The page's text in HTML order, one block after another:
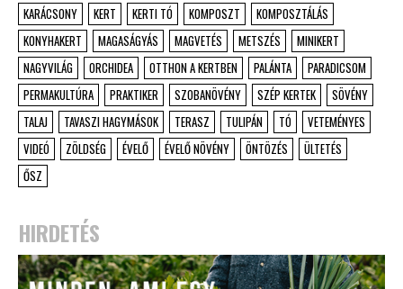
KARÁCSONY
KERT KERTI TÓ KOMPOSZT
KOMPOSZTÁLÁS
KONYHAKERT
MAGASÁGYÁS MAGVETÉS METSZÉS
MINIKERT
NAGYVILÁG
ORCHIDEA OTTHON A KERTBEN PALÁNTA
PARADICSOM
PERMAKULTÚRA
PRAKTIKER SZOBANÖVÉNY SZÉP KERTEK
SÖVÉNY
TALAJ
TAVASZI HAGYMÁSOK TERASZ TULIPÁN TÓ
VETEMÉNYES
VIDEÓ
ZÖLDSÉG ÉVELŐ ÉVELŐ NÖVÉNY ÖNTÖZÉS
ÜLTETÉS
ŐSZ
HIRDETÉS